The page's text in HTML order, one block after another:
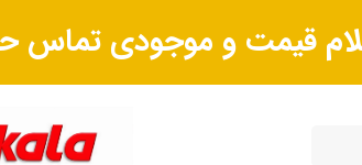
قیمت و موجودی تماس